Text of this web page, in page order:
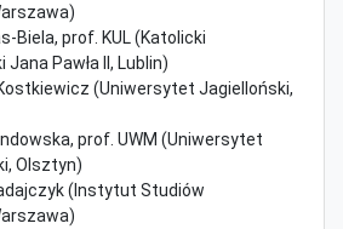
Biela, prof. KUL (Katolicki
Pawła II, Lublin)
(Uniwersytet Jagielloński,
prof. UWM (Uniwersytet
Olsztyn)
(Instytut Studiów